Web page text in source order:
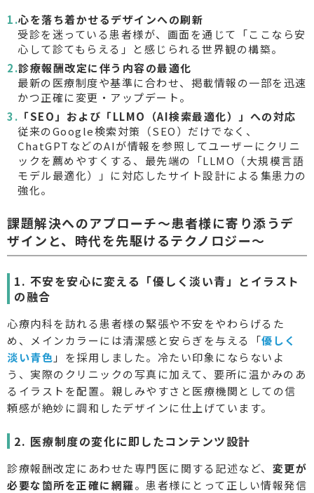
心を落ち着かせるデザインへの刷新
受診を迷っている患者様が、画面を通じて「ここなら安
心して診てもらえる」と感じられる世界観の構築。
診療報酬改定に伴う内容の最適化
最新の医療制度や基準に合わせ、掲載情報の一部を迅速
かつ正確に変更・アップデート。
「SEO」および「LLMO（AI検索最適化）」への対応
従来のGoogle検索対策（SEO）だけでなく、
ChatGPTなどのAIが情報を参照してユーザーにクリニ
ックを薦めやすくする、最先端の「LLMO（大規模言語
モデル最適化）」に対応したサイト設計による集患力の
強化。
課題解決へのアプローチ〜患者様に寄り添うデ
ザインと、時代を先駆けるテクノロジー〜
1. 不安を安心に変える「優しく淡い青」とイラスト
の融合
心療内科を訪れる患者様の緊張や不安をやわらげるた
め、メインカラーには清潔感と安らぎを与える「優しく
淡い青色 」を採用しました。冷たい印象にならないよ
う、実際のクリニックの写真に加えて、要所に温かみのあ
るイラストを配置。親しみやすさと医療機関としての信
頼感が絶妙に調和したデザインに仕上げています。
2. 医療制度の変化に即したコンテンツ設計
診療報酬改定にあわせた専門医に関する記述など、 変更が
必要な箇所を正確に網羅。患者様にとって正しい情報発信